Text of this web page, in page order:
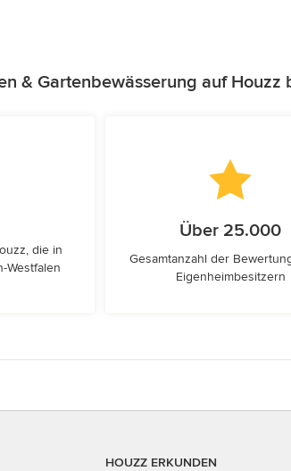
& Gartenbewässerung auf Houzz
die in
Westfalen
Über 25.000
Gesamtanzahl der
Eigenheimbesitzern
HOUZZ ERKUNDEN